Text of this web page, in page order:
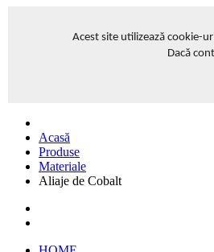
Acest site utilizează cookie-
Dacă
Acasă
Produse
Materiale
Aliaje de Cobalt